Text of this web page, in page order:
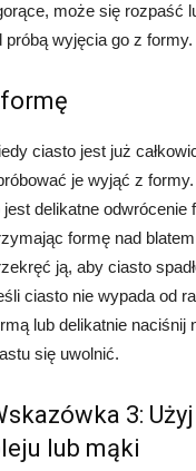
może się rozpaść
wyjęcia go z formy.
ciasto jest już
je wyjąć z
jest delikatne odwrócenie
formę nad
ją, aby ciasto
ciasto nie wypada od
lub delikatnie naciśnij
się uwolnić.
3:
lub mąki